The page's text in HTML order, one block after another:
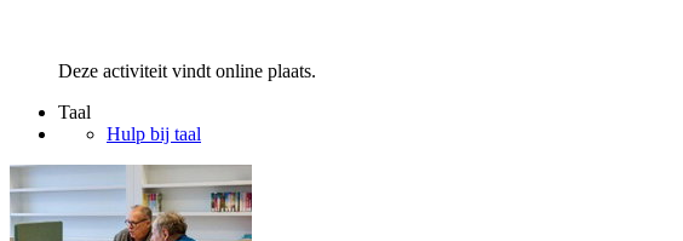
Deze activiteit vindt online plaats.
Taal
Hulp bij taal